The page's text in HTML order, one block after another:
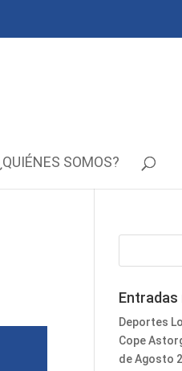
SOMOS?
Deportes
Cope
de Agosto